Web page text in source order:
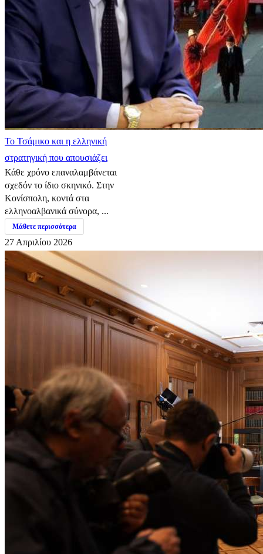
​Το Τσάμικο και η ελληνική
στρατηγική που απουσιάζει
Κάθε χρόνο επαναλαμβάνεται
σχεδόν το ίδιο σκηνικό. Στην
Κονίσπολη, κοντά στα
ελληνοαλβανικά σύνορα, ...
Μάθετε περισσότερα
27 Απριλίου 2026